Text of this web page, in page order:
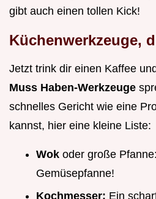
gibt auch einen tollen Kick!
Küchenwerkzeuge,
Jetzt trink dir einen Kaffee
Muss Haben-Werkzeuge
schnelles Gericht wie eine
kannst, hier eine kleine Liste:
Wok oder große
Gemüsepfanne!
Kochmesser: Ein